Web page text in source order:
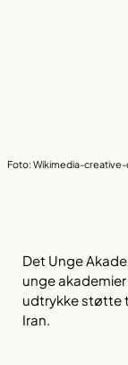
Foto: Wikimedia-
Det Unge
unge
udtrykke støtte
Iran.